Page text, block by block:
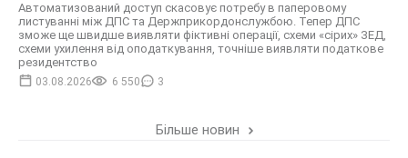
Автоматизований доступ скасовує потребу в паперовому
листуванні між ДПС та Держприкордонслужбою. Тепер ДПС
зможе ще швидше виявляти фіктивні операції, схеми «сірих» ЗЕД,
схеми ухилення від оподаткування, точніше виявляти податкове
резидентство
03.08.2026 6 550 3
Більше новин